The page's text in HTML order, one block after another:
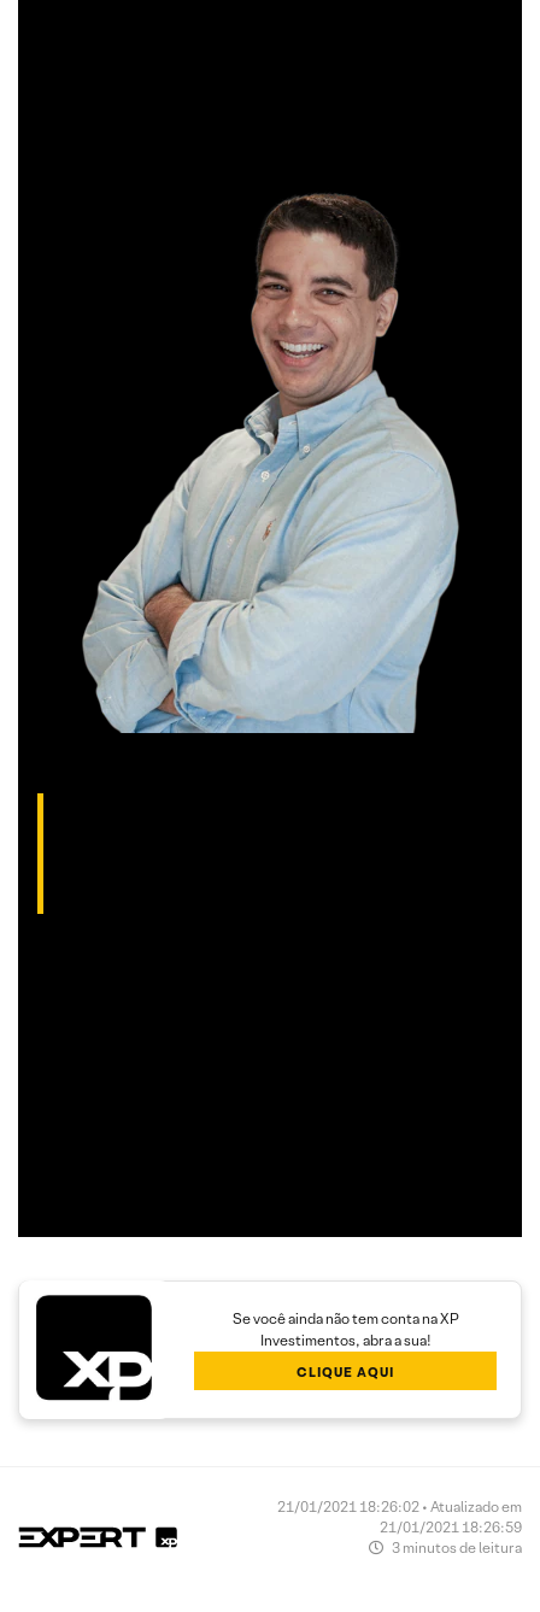
Se você ainda não tem conta na XP
Investimentos, abra a sua!
CLIQUE AQUI
21/01/2021 18:26:02 • Atualizado em
21/01/2021 18:26:59
3 minutos de leitura